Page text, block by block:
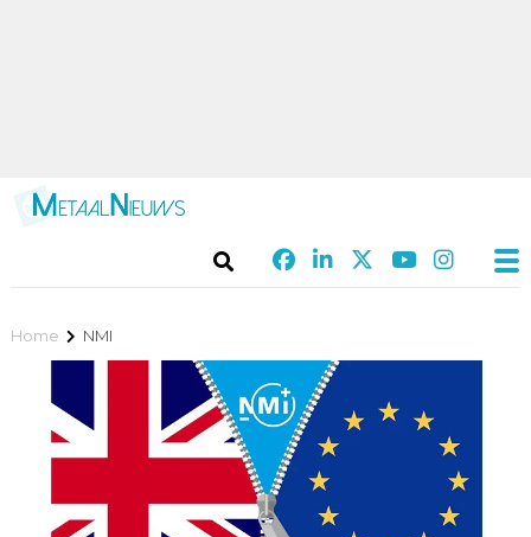
Home NMI